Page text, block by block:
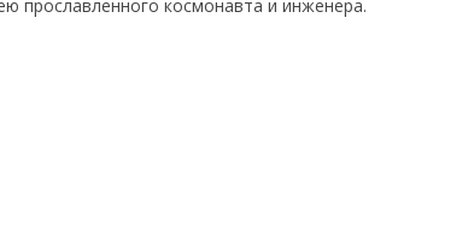
прославленного космонавта и инженера.